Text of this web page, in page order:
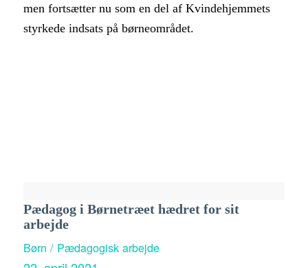
men fortsætter nu som en del af Kvindehjemmets
styrkede indsats på børneområdet.
Pædagog i Børnetræet hædret for sit
arbejde
Børn / Pædagogisk arbejde